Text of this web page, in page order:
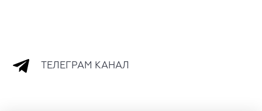
ТЕЛЕГРАМ КАНАЛ